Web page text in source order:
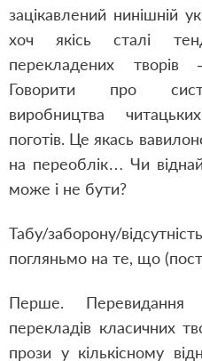
зацікавлений нинішній
хоч якісь сталі
перекладених
Говорити про
виробництва
поготів. Це якась
на переоблік… Чи
може і не бути?
Табу/заборону/
погляньмо на те, що
Перше. Перевидання
перекладів класичних
прози у кількісному